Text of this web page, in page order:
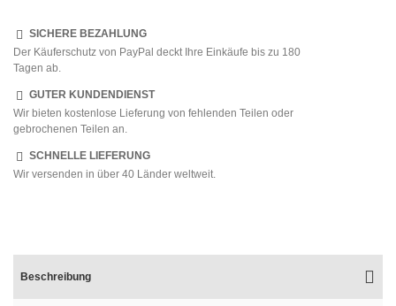
SICHERE BEZAHLUNG
Der Käuferschutz von PayPal deckt Ihre Einkäufe bis zu 180
Tagen ab.
GUTER KUNDENDIENST
Wir bieten kostenlose Lieferung von fehlenden Teilen oder
gebrochenen Teilen an.
SCHNELLE LIEFERUNG
Wir versenden in über 40 Länder weltweit.
Beschreibung